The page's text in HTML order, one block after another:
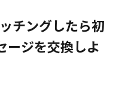
チングしたら初
ージを交換しよ